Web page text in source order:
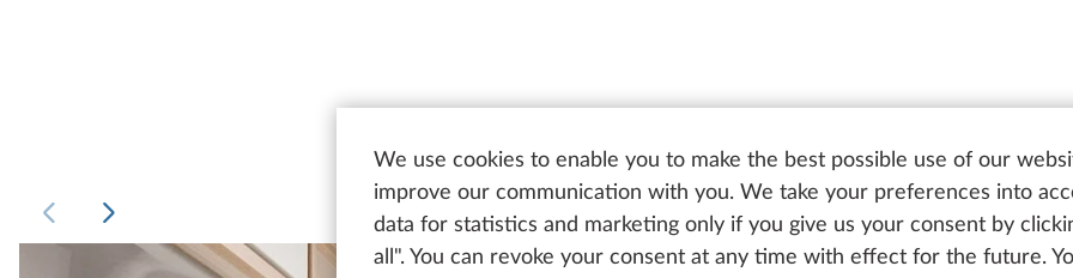
We use cookies to enable you to make the best possible use of our
improve our communication with you. We take your preferences into
data for statistics and marketing only if you give us your consent by
all". You can revoke your consent at any time with effect for the future.